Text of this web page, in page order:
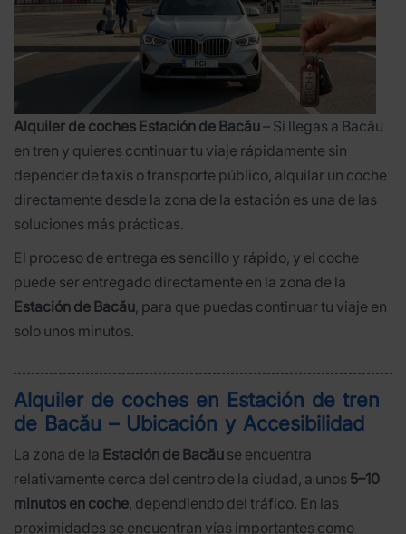
Alquiler de coches Estación de Bacău– Si llegas a Bacău
en tren y quieres continuar tu viaje rápidamente sin
depender de taxis o transporte público, alquilar un coche
directamente desde la zona de la estación es una de las
soluciones más prácticas.
El proceso de entrega es sencillo y rápido, y el coche
puede ser entregado directamente en la zona de la
Estación de Bacău, para que puedas continuar tu viaje en
solo unos minutos.
Alquiler de coches en Estación de tren
de Bacău – Ubicación y Accesibilidad
La zona de la Estación de Bacău se encuentra
relativamente cerca del centro de la ciudad, a unos 5–10
minutos en coche, dependiendo del tráfico. En las
proximidades se encuentran vías importantes como